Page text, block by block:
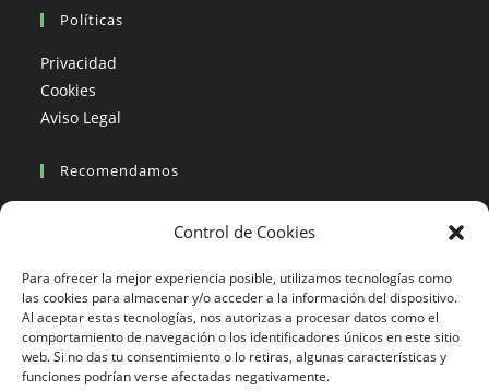
Control de Cookies
Para ofrecer la mejor experiencia posible, utilizamos tecnologías como
las cookies para almacenar y/o acceder a la información del dispositivo.
Al aceptar estas tecnologías, nos autorizas a procesar datos como el
comportamiento de navegación o los identificadores únicos en este sitio
web. Si no das tu consentimiento o lo retiras, algunas características y
funciones podrían verse afectadas negativamente.
Políticas
Privacidad
Cookies
Aviso Legal
Recomendamos
Viajes en moto organizados
Blogs viajes en moto
Más Visto
Viajes en moto India